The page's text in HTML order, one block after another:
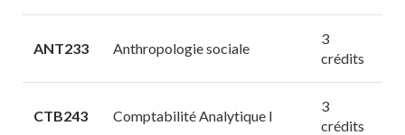
ANT233 Anthropologie sociale
3
crédits
CTB243 Comptabilité Analytique I
3
crédits